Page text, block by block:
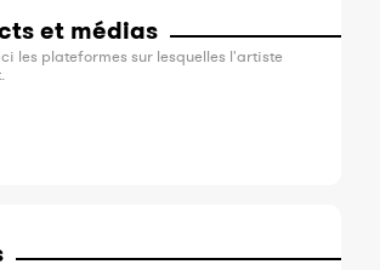
et médias
les plateformes sur lesquelles l'artiste